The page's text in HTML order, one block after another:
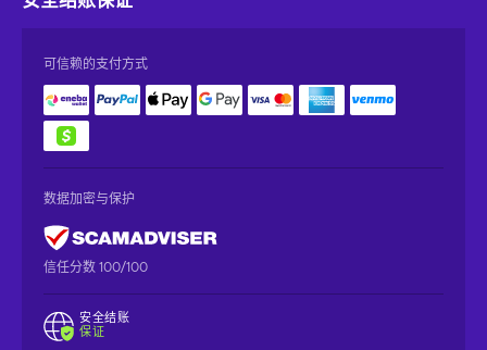
可信赖的支付方式
数据加密与保护
信任分数 100/100
安全结账
保证